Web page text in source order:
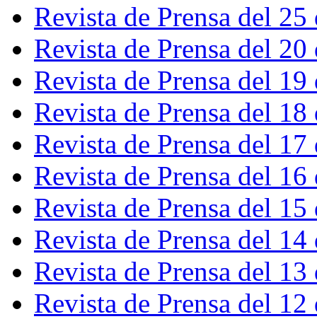
Revista de Prensa del
Revista de Prensa del
Revista de Prensa del
Revista de Prensa del
Revista de Prensa del
Revista de Prensa del
Revista de Prensa del
Revista de Prensa del
Revista de Prensa del
Revista de Prensa del